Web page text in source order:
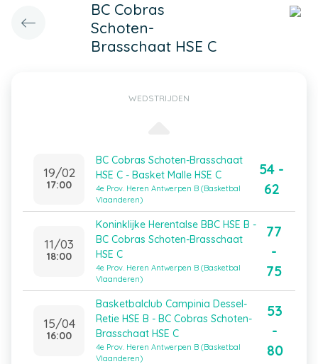
BC Cobras
Schoten-
Brasschaat HSE C
WEDSTRIJDEN
19/02
17:00
BC Cobras Schoten-Brasschaat
HSE C - Basket Malle HSE C
4e Prov. Heren Antwerpen B (Basketbal
Vlaanderen)
54 -
62
11/03
18:00
Koninklijke Herentalse BBC HSE B -
BC Cobras Schoten-Brasschaat
HSE C
4e Prov. Heren Antwerpen B (Basketbal
Vlaanderen)
77
-
75
15/04
16:00
Basketbalclub Campinia Dessel-
Retie HSE B - BC Cobras Schoten-
Brasschaat HSE C
4e Prov. Heren Antwerpen B (Basketbal
Vlaanderen)
53
-
80